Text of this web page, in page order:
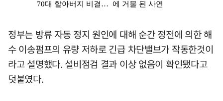
정부는 방류 자동 정지 원인에 대해 순간 정전에 의한 해
수 이송펌프의 유량 저하로 긴급 차단밸브가 작동한것이
라고 설명했다. 설비점검 결과 이상 없음이 확인됐다고
덧붙였다.